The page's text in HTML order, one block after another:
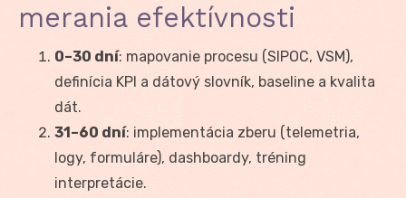
merania efektívnosti
0–30 dní: mapovanie procesu (SIPOC, VSM),
definícia KPI a dátový slovník, baseline a kvalita
dát.
31–60 dní: implementácia zberu (telemetria,
logy, formuláre), dashboardy, tréning
interpretácie.